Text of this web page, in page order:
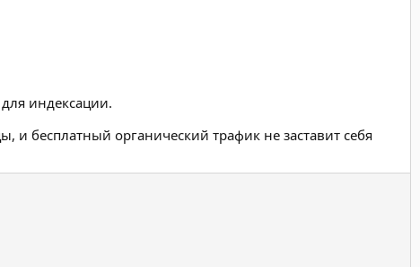
индексации.
и бесплатный органический трафик не заставит себя